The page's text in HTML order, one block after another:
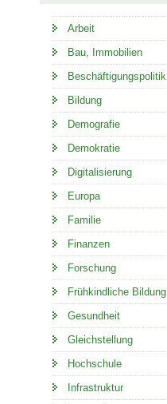
Arbeit
Bau, Immobilien
Beschäftigungspolitik
Bildung
Demografie
Demokratie
Digitalisierung
Europa
Familie
Finanzen
Forschung
Frühkindliche Bildung
Gesundheit
Gleichstellung
Hochschule
Infrastruktur